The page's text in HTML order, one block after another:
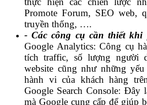
Promote Forum, SEO web,
truyền thống, ….
- Các công cụ cần thiết khi
Google Analytics: Công cụ
tích traffic, số lượng người
website cũng như những
hành vi của khách hàng
Google Search Console: Đây
mà Google cung cấp để giúp